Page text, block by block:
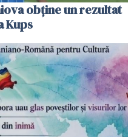
obține un rezultat
Kups